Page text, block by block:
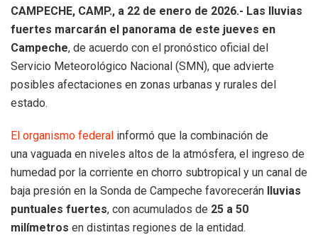
CAMPECHE, CAMP., a 22 de enero de 2026.- Las lluvias
fuertes marcarán el panorama de este jueves en
Campeche, de acuerdo con el pronóstico oficial del
Servicio Meteorológico Nacional (SMN), que advierte
posibles afectaciones en zonas urbanas y rurales del
estado.
El organismo federal informó que la combinación de
una vaguada en niveles altos de la atmósfera, el ingreso de
humedad por la corriente en chorro subtropical y un canal de
baja presión en la Sonda de Campeche favorecerán lluvias
puntuales fuertes, con acumulados de 25 a 50
milímetros en distintas regiones de la entidad.